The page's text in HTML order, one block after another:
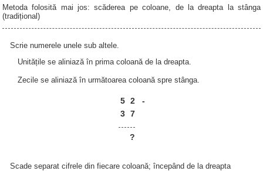
Metoda folosită mai jos: scăderea pe coloane, de la dreapta la stânga
(tradițional)
Scrie numerele unele sub altele.
Unitățile se aliniază în prima coloană de la dreapta.
Zecile se aliniază în următoarea coloană spre stânga.
5 2
-
3 7
?
Scade separat cifrele din fiecare coloană; începând de la dreapta